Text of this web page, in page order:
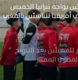
يواجه تنزانيا الخميس
للناشئين بالمغرب
للمهنئين بعد التتويج
الممتاز